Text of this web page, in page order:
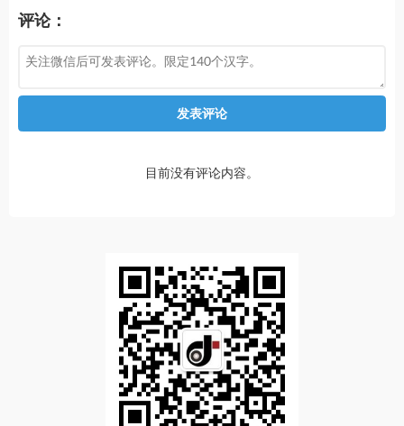
评论：
发表评论
目前没有评论内容。